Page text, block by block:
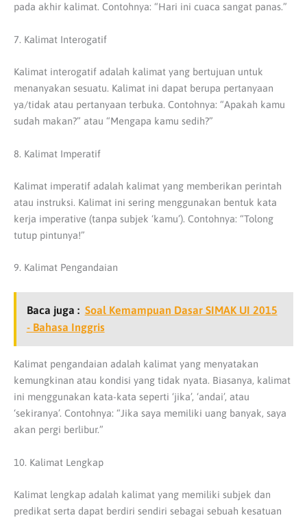
pada akhir kalimat. Contohnya: “Hari ini cuaca sangat panas.”
7. Kalimat Interogatif
Kalimat interogatif adalah kalimat yang bertujuan untuk
menanyakan sesuatu. Kalimat ini dapat berupa pertanyaan
ya/tidak atau pertanyaan terbuka. Contohnya: “Apakah kamu
sudah makan?” atau “Mengapa kamu sedih?”
8. Kalimat Imperatif
Kalimat imperatif adalah kalimat yang memberikan perintah
atau instruksi. Kalimat ini sering menggunakan bentuk kata
kerja imperative (tanpa subjek ‘kamu’). Contohnya: “Tolong
tutup pintunya!”
9. Kalimat Pengandaian
Baca juga : Soal Kemampuan Dasar SIMAK UI 2015
- Bahasa Inggris
Kalimat pengandaian adalah kalimat yang menyatakan
kemungkinan atau kondisi yang tidak nyata. Biasanya, kalimat
ini menggunakan kata-kata seperti ‘jika’, ‘andai’, atau
‘sekiranya’. Contohnya: “Jika saya memiliki uang banyak, saya
akan pergi berlibur.”
10. Kalimat Lengkap
Kalimat lengkap adalah kalimat yang memiliki subjek dan
predikat serta dapat berdiri sendiri sebagai sebuah kesatuan